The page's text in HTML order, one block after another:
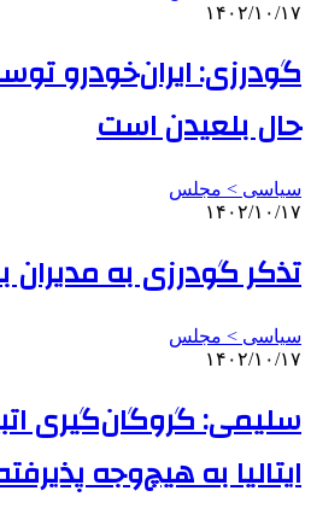
۱۴۰۲/۱۰/۱۷
گودرزی: ایران‌خودرو
حال بلعیدن است
سیاسی > مجلس
۱۴۰۲/۱۰/۱۷
تذکر گودرزی به
سیاسی > مجلس
۱۴۰۲/۱۰/۱۷
سلیمی: گروگان‌گیری
ایتالیا به هیچ‌وجه